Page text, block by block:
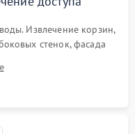
Извлечение корзин,
стенок, фасада
и сливной помпе.